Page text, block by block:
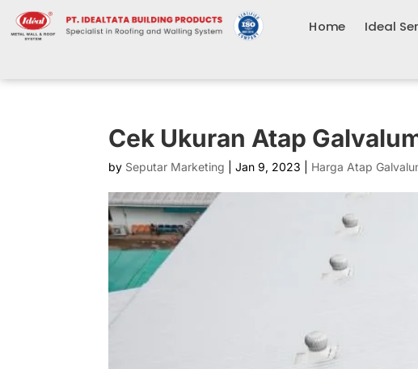
Home Ideal
Cek Ukuran Atap
by Seputar Marketing |Jan 9, 2023 Harga Atap